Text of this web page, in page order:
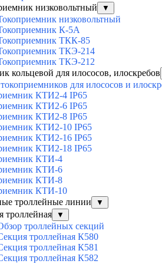
низковольтный
▼
низковольтный
К-5А
ТКК-85
ТКЭ-214
ТКЭ-212
кольцевой для илососов, илоскребов
для илососов и
КТИ2-4 IP65
КТИ2-6 IP65
КТИ2-8 IP65
КТИ2-10 IP65
КТИ2-16 IP65
КТИ2-18 IP65
КТИ-4
КТИ-6
КТИ-8
КТИ-10
троллейные линии
▼
троллейная ▼
троллейных секций
троллейная К580
троллейная К581
троллейная К582